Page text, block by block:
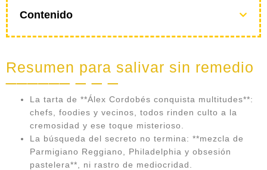
Contenido
Resumen para salivar sin remedio
La tarta de **Álex Cordobés conquista multitudes**:
chefs, foodies y vecinos, todos rinden culto a la
cremosidad y ese toque misterioso.
La búsqueda del secreto no termina: **mezcla de
Parmigiano Reggiano, Philadelphia y obsesión
pastelera**, ni rastro de mediocridad.